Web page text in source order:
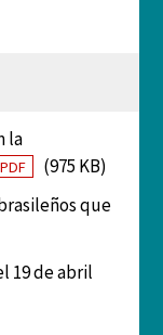
la
PDF
(975 KB)
que
19 de abril